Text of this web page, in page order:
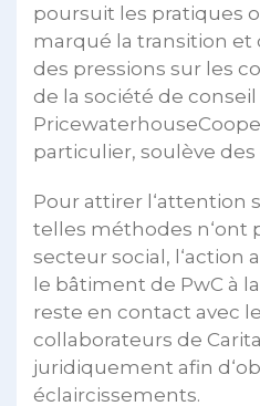
poursuit les pratiques
marqué la transition et
des pressions sur les
de la société de
particulier, soulève
Pour attirer l‘attention
telles méthodes n‘ont
secteur social, l‘action
le bâtiment de PwC à la
reste en contact avec
collaborateurs de
juridiquement afin
éclaircissements.